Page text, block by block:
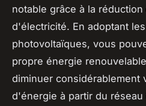
notable grâce à la
d'électricité. En adoptant
photovoltaïques, vous
propre énergie
diminuer considérablement
d'énergie à partir du